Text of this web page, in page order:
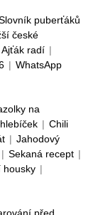
puberťáků
české
Ajťák radí |
| WhatsApp
na
| Chili
| Jahodový
| Sekaná recept |
housky |